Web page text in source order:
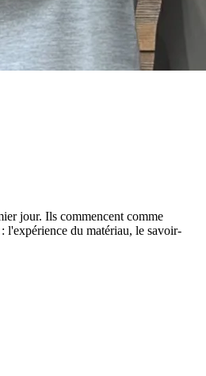
jour. Ils commencent comme
l'expérience du matériau, le savoir-